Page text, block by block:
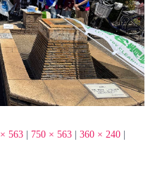
563 | 750 × 563 | 360 × 240 |